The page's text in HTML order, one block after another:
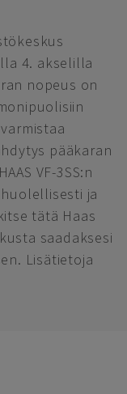
4. akselilla
nopeus on
pääkaran
VF-3SS:n
ja
tätä Haas
saadaksesi
Lisätietoja